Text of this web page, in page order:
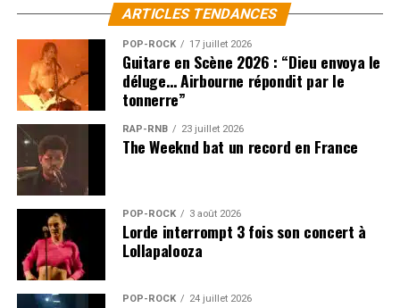
ARTICLES TENDANCES
POP-ROCK 17 juillet 2026
Guitare en Scène 2026 : “Dieu envoya le
déluge… Airbourne répondit par le
tonnerre”
RAP-RNB 23 juillet 2026
The Weeknd bat un record en France
POP-ROCK 3 août 2026
Lorde interrompt 3 fois son concert à
Lollapalooza
POP-ROCK 24 juillet 2026